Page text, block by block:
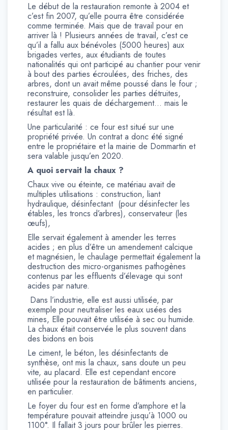
Le début de la restauration remonte à 2004 et
c’est fin 2007, qu’elle pourra être considérée
comme terminée. Mais que de travail pour en
arriver là ! Plusieurs années de travail, c’est ce
qu’il a fallu aux bénévoles (5000 heures) aux
brigades vertes, aux étudiants de toutes
nationalités qui ont participé au chantier pour venir
à bout des parties écroulées, des friches, des
arbres, dont un avait même poussé dans le four ;
reconstruire, consolider les parties détruites,
restaurer les quais de déchargement… mais le
résultat est là.
Une particularité : ce four est situé sur une
propriété privée. Un contrat a donc été signé
entre le propriétaire et la mairie de Dommartin et
sera valable jusqu’en 2020.
A quoi servait la chaux ?
Chaux vive ou éteinte, ce matériau avait de
multiples utilisations : construction, liant
hydraulique, désinfectant (pour désinfecter les
étables, les troncs d’arbres), conservateur (les
œufs),
Elle servait également à amender les terres
acides ; en plus d’être un amendement calcique
et magnésien, le chaulage permettait également la
destruction des micro-organismes pathogènes
contenus par les effluents d’élevage qui sont
acides par nature.
Dans l’industrie, elle est aussi utilisée, par
exemple pour neutraliser les eaux usées des
mines, Elle pouvait être utilisée à sec ou humide.
La chaux était conservée le plus souvent dans
des bidons en bois
Le ciment, le béton, les désinfectants de
synthèse, ont mis la chaux, sans doute un peu
vite, au placard. Elle est cependant encore
utilisée pour la restauration de bâtiments anciens,
en particulier.
Le foyer du four est en forme d’amphore et la
température pouvait atteindre jusqu’à 1000 ou
1100°. Il fallait 3 jours pour brûler les pierres.